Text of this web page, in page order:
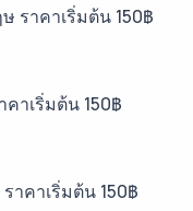
ราคาเริ่มต้น 150฿
าเริ่มต้น 150฿
คาเริ่มต้น 150฿